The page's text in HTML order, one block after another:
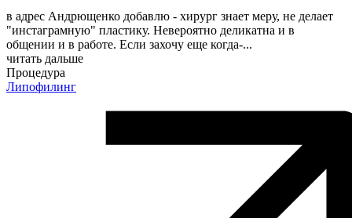
в адрес Андрющенко добавлю - хирург знает меру, не делает
"инстаграмную" пластику. Невероятно деликатна и в
общении и в работе. Если захочу еще когда-...
читать дальше
Процедура
Липофилинг